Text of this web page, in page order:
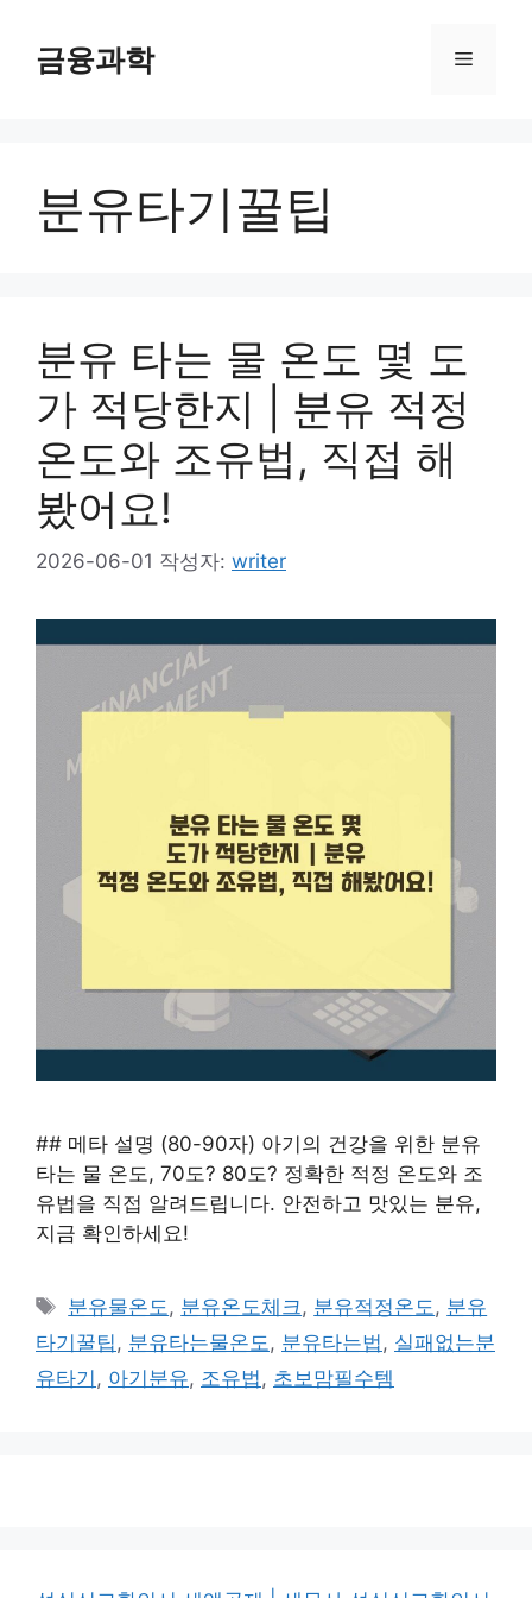
금융과학 메
분유타기꿀팁
분유 타는 물 온도 몇 도
가 적당한지 | 분유 적정
온도와 조유법, 직접 해
봤어요!
2026-06-01 작성자: writer
## 메타 설명 (80-90자) 아기의 건강을 위한 분유
타는 물 온도, 70도? 80도? 정확한 적정 온도와 조
유법을 직접 알려드립니다. 안전하고 맛있는 분유,
지금 확인하세요!
태
그
분유물온도 , 분유온도체크 , 분유적정온도 , 분유
타기꿀팁 , 분유타는물온도 , 분유타는법 , 실패없는분
유타기 , 아기분유, 조유법 , 초보맘필수템